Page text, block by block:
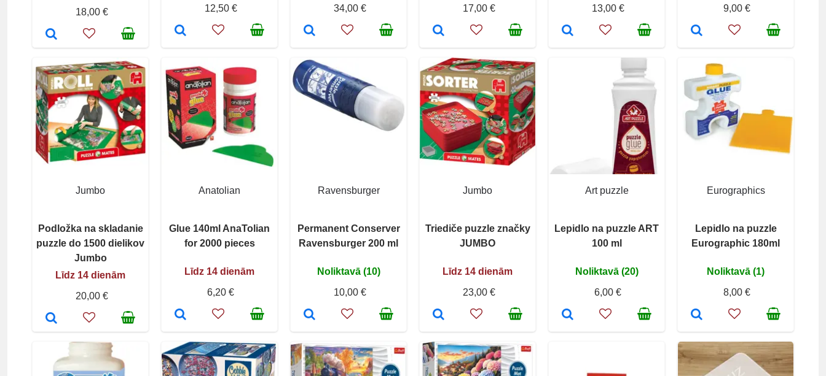
18,00 €
12,50 €
34,00 €
17,00 €
13,00 €
9,00 €
Jumbo
Podložka na skladanie
puzzle do 1500 dielikov
Jumbo
Līdz 14 dienām
20,00 €
Anatolian
Glue 140ml AnaTolian
for 2000 pieces
Līdz 14 dienām
6,20 €
Ravensburger
Permanent Conserver
Ravensburger 200 ml
Noliktavā (10)
10,00 €
Jumbo
Triediče puzzle značky
JUMBO
Līdz 14 dienām
23,00 €
Art puzzle
Lepidlo na puzzle ART
100 ml
Noliktavā (20)
6,00 €
Eurographics
Lepidlo na puzzle
Eurographic 180ml
Noliktavā (1)
8,00 €